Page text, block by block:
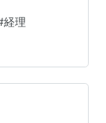
さい。 執
スの基礎知
オンライン
バーする業
業事務 オ
経理